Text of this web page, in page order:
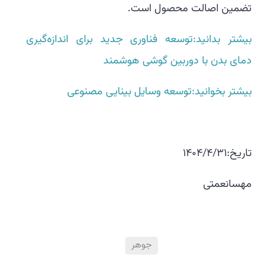
تضمین اصالت محصول است.
بیشتر بدانید:توسعه فناوری جدید برای اندازه‌گیری
دمای بدن با دوربین گوشی هوشمند
بیشتر بخوانید:توسعه وسایل بینایی مصنوعی
تاریخ:1404/4/31
مهسانعمتی
جوهر